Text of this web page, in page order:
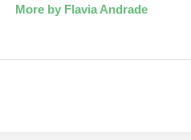
More by Flavia Andrade